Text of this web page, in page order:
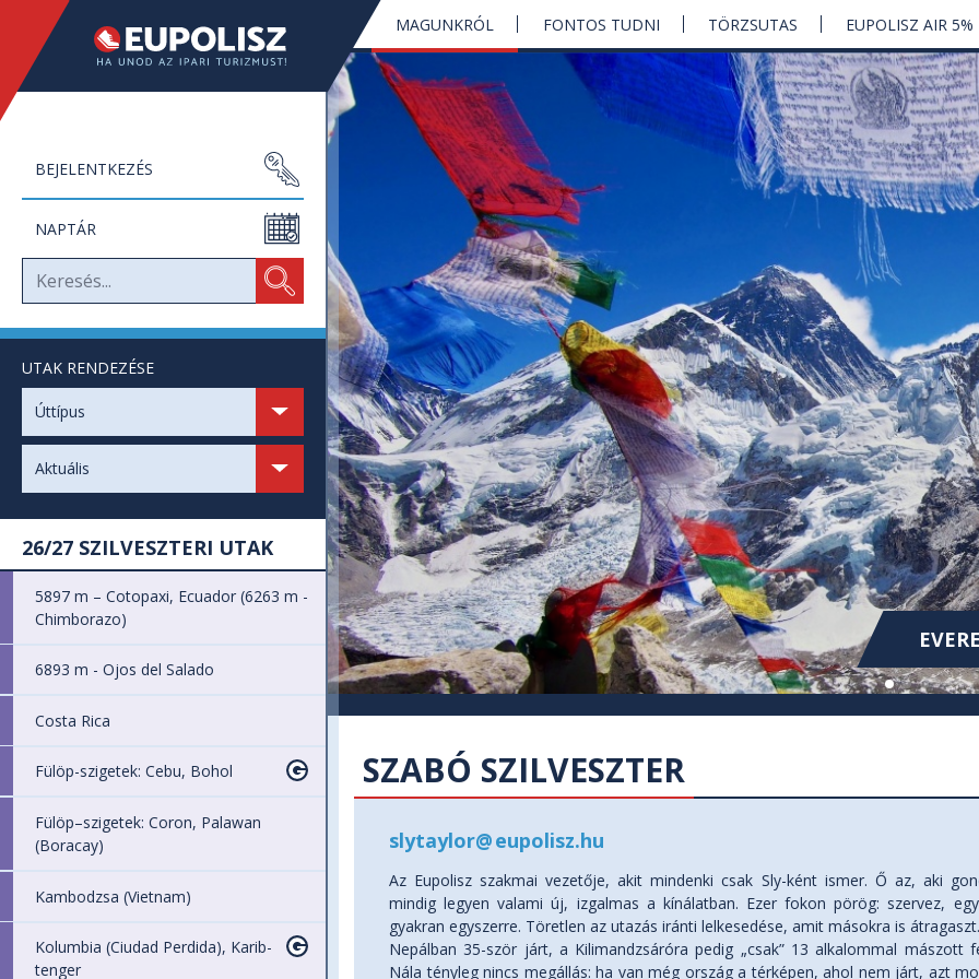
BEJELENTKEZÉS
NAPTÁR
UTAK RENDEZÉSE
Úttípus
Aktuális
26/27 SZILVESZTERI UTAK
5897 m – Cotopaxi, Ecuador (6263 m -
Chimborazo)
6893 m - Ojos del Salado
Costa Rica
Fülöp-szigetek: Cebu, Bohol
Fülöp–szigetek: Coron, Palawan
(Boracay)
Kambodzsa (Vietnam)
Kolumbia (Ciudad Perdida), Karib-
tenger
MAGUNKRÓL FONTOS TUDNI TÖRZSUTAS EUPOLISZ AIR 5%
SZABÓ SZILVESZTER
slytaylor@eupolisz.hu
Az Eupolisz szakmai vezetője, akit mindenki csak Sly-ként ismer. Ő az, aki
mindig legyen valami új, izgalmas a kínálatban. Ezer fokon pörög: szervez,
gyakran egyszerre. Töretlen az utazás iránti lelkesedése, amit másokra is átragaszt.
Nepálban 35-ször járt, a Kilimandzsáróra pedig „csak” 13 alkalommal mászott
Nála tényleg nincs megállás: ha van még ország a térképen, ahol nem járt, azt